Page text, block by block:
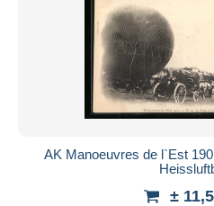
AK Manoeuvres de l`Est
±